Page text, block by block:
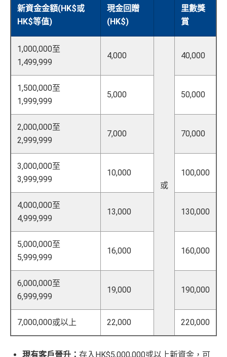
新資金金額(HK$或
HK$等值)
現金回贈
(HK$)
里數獎
賞
1,000,000至
1,499,999
4,000
或
40,000
1,500,000至
1,999,999
5,000 50,000
2,000,000至
2,999,999
7,000 70,000
3,000,000至
3,999,999
10,000 100,000
4,000,000至
4,999,999
13,000 130,000
5,000,000至
5,999,999
16,000 160,000
6,000,000至
6,999,999
19,000 190,000
7,000,000或以上 22,000 220,000
現有客戶晉升： 存入HK$5,000,000或以上新資金，可